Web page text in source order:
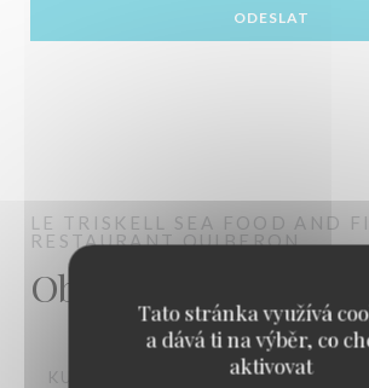
Tato stránka využívá
a dává ti na výběr, co
aktivovat
LE TRISKELL SEA FOOD AND
RESTAURANTQUIBERON
Obecné informace
KUCHYNĚ